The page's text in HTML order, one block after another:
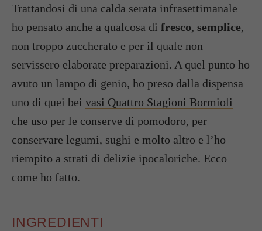
Trattandosi di una calda serata infrasettimanale
ho pensato anche a qualcosa di fresco, semplice,
non troppo zuccherato e per il quale non
servissero elaborate preparazioni. A quel punto ho
avuto un lampo di genio, ho preso dalla dispensa
uno di quei bei vasi Quattro Stagioni Bormioli
che uso per le conserve di pomodoro, per
conservare legumi, sughi e molto altro e l’ho
riempito a strati di delizie ipocaloriche. Ecco
come ho fatto.
INGREDIENTI